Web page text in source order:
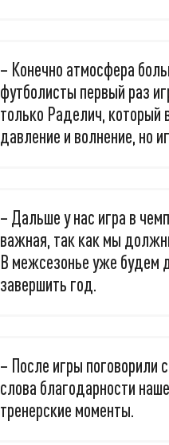
– Конечно атмосфера
футболисты первый раз
только Раделич, который
давление и волнение, но
– Дальше у нас игра в
важная, так как мы
В межсезонье уже будем
завершить год.
– После игры поговорили
слова благодарности
тренерские моменты.